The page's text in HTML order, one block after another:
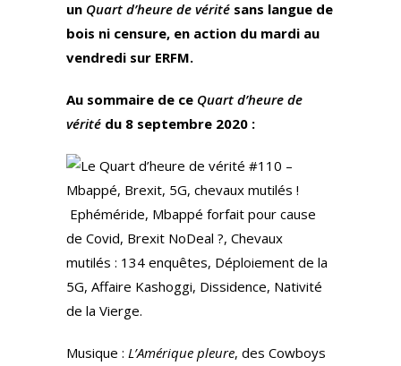
un Quart d’heure de vérité sans langue de
bois ni censure, en action du mardi au
vendredi sur ERFM.
Au sommaire de ce Quart d’heure de
vérité du 8 septembre 2020 :
Ephéméride, Mbappé forfait pour cause
de Covid, Brexit NoDeal ?, Chevaux
mutilés : 134 enquêtes, Déploiement de la
5G, Affaire Kashoggi, Dissidence, Nativité
de la Vierge.
Musique : L’Amérique pleure, des Cowboys